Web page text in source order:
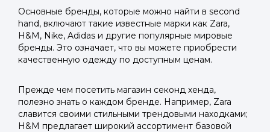
Основные бренды, которые можно найти в second
hand, включают такие известные марки как Zara,
H&M, Nike, Adidas и другие популярные мировые
бренды. Это означает, что вы можете приобрести
качественную одежду по доступным ценам.
Прежде чем посетить магазин секонд хенда,
полезно знать о каждом бренде. Например, Zara
славится своими стильными трендовыми находками;
H&M предлагает широкий ассортимент базовой